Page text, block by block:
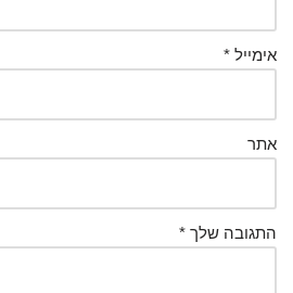
אימייל *
אתר
התגובה שלך *